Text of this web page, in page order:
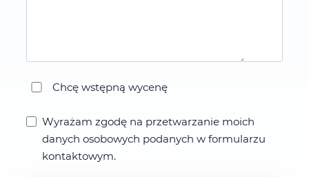
Chcę wstępną wycenę
Wyrażam zgodę na przetwarzanie moich
danych osobowych podanych w formularzu
kontaktowym.